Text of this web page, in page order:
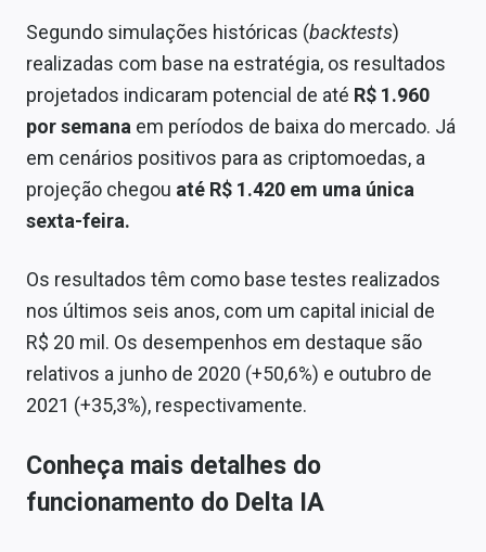
Segundo simulações históricas (backtests)
realizadas com base na estratégia, os resultados
projetados indicaram potencial de até R$ 1.960
por semana em períodos de baixa do mercado. Já
em cenários positivos para as criptomoedas, a
projeção chegou até R$ 1.420 em uma única
sexta-feira.
Os resultados têm como base testes realizados
nos últimos seis anos, com um capital inicial de
R$ 20 mil. Os desempenhos em destaque são
relativos a junho de 2020 (+50,6%) e outubro de
2021 (+35,3%), respectivamente.
Conheça mais detalhes do
funcionamento do Delta IA